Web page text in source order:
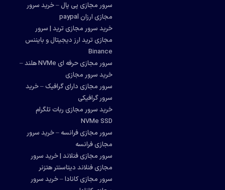
سرور مجازی پی پال – خرید سرور
مجازی ارزان paypal
خرید سرور مجازی ترید | سرور
مجازی ترید ارز دیجیتال و بایننس
Binance
سرور مجازی حرفه ای NVMe هلند –
خرید سرور مجازی
سرور مجازی دارای گرافیک – خرید
سرور گرافیکی
خرید سرور مجازی ربات تلگرام
NVMe SSD
سرور مجازی فرانسه – خرید سرور
مجازی فرانسه
سرور مجازی فنلاند | خرید سرور
مجازی فنلاند دیتاسنتر هتزنر
سرور مجازی کانادا – خرید سرور